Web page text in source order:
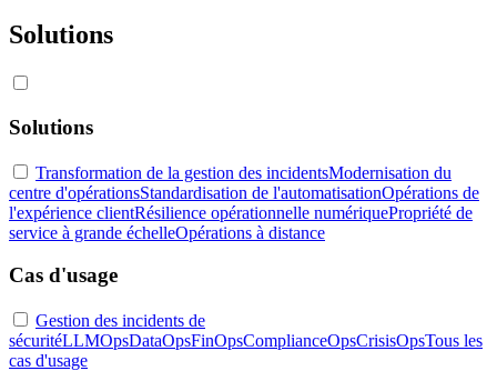
Solutions
Solutions
Transformation de la gestion des incidentsModernisation du
centre d'opérationsStandardisation de l'automatisationOpérations de
l'expérience clientRésilience opérationnelle numériquePropriété de
service à grande échelleOpérations à distance
Cas d'usage
Gestion des incidents de
sécuritéLLMOpsDataOpsFinOpsComplianceOpsCrisisOpsTous les
cas d'usage